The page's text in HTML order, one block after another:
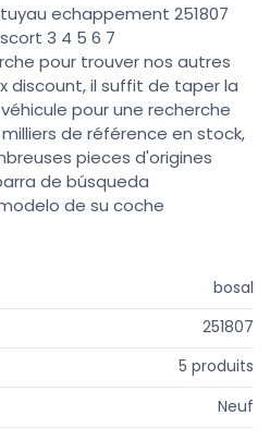
echappement 251807
3 4 5 6 7
pour trouver nos autres
discount, il suffit de taper la
pour une recherche
de référence en stock,
pieces d'origines
de búsqueda
de su coche
bosal
251807
5 produits
Neuf